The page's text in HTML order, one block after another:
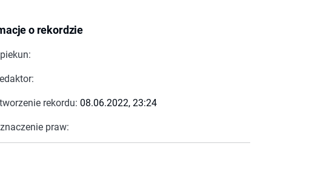
o rekordzie
rekordu: 08.06.2022, 23:24
praw: